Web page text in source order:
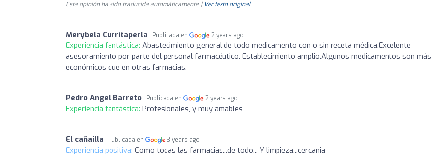
Esta opinión ha sido traducida automáticamente. | Ver texto original
Merybela Curritaperla Publicada en 2 years ago
Experiencia fantástica: Abastecimiento general de todo medicamento con o sin receta médica.Excelente
asesoramiento por parte del personal farmacéutico. Establecimiento amplio.Algunos medicamentos son más
económicos que en otras farmacias.
Pedro Angel Barreto Publicada en 2 years ago
Experiencia fantástica: Profesionales, y muy amables
El cañailla Publicada en 3 years ago
Experiencia positiva: Como todas las farmacias...de todo... Y limpieza...cercania